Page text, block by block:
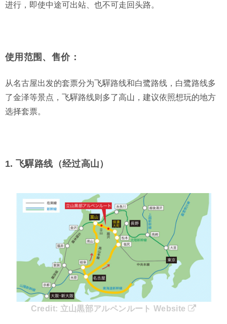
进行，即使中途可出站、也不可走回头路。
使用范围、售价：
从名古屋出发的套票分为飞驒路线和白鹭路线，白鹭路线多
了金泽等景点，飞驒路线则多了高山，建议依照想玩的地方
选择套票。
1. 飞驒路线（经过高山）
Credit: 立山黒部アルペンルート Website